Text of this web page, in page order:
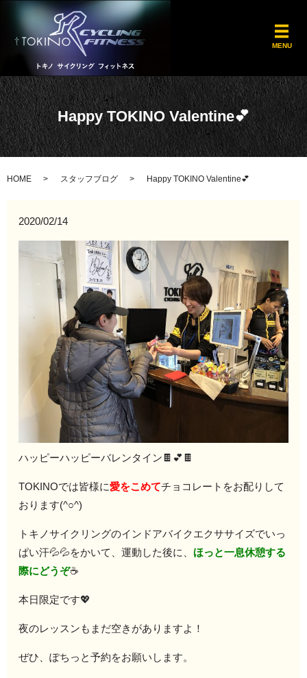
MENU
Happy TOKINO Valentine💕
HOME スタッフブログ Happy TOKINO Valentine💕
2020/02/14
ハッピーハッピーバレンタイン🍫💕🍫
TOKINOでは皆様に愛をこめてチョコレートをお配りして
おります(^○^)
トキノサイクリングのインドアバイクエクササイズでいっ
ぱい汗💦💦をかいて、運動した後に、ほっと一息休憩する
際にどうぞ☕
本日限定です💖
夜のレッスンもまだ空きがありますよ！
ぜひ、ぽちっと予約をお願いします。